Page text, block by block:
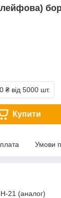
₴ від 5000 шт.
Купити
Умови
21 (аналог)